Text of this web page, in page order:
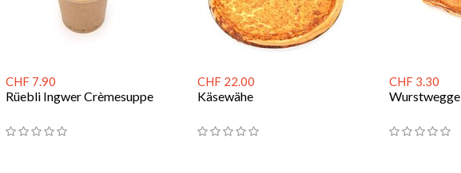
CHF 7.90
Rüebli Ingwer Crèmesuppe
CHF 22.00
Käsewähe
CHF 3.30
Wurstwegge